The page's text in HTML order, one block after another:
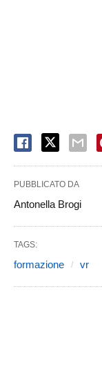
PUBBLICATO DA
Antonella Brogi
TAGS:
formazione vr